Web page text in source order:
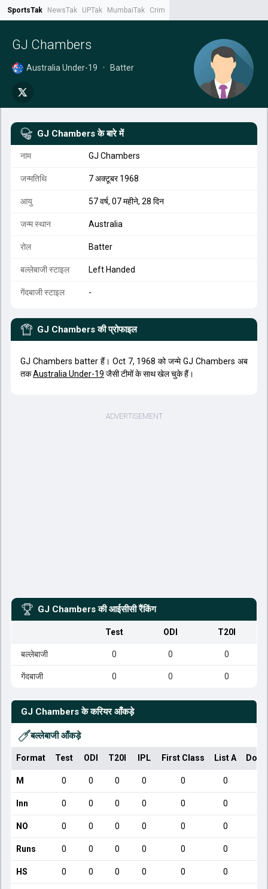
SportsTak NewsTak UPTak MumbaiTak CrimeTak
GJ Chambers
Australia Under-19 • Batter
GJ Chambers के बारे में
नाम GJ Chambers
जन्मतिथि 7 अक्टूबर 1968
आयु 57 वर्ष, 07 महीने, 28 दिन
जन्म स्थान Australia
रोल Batter
बल्लेबाजी स्टाइल Left Handed
गेंदबाजी स्टाइल -
GJ Chambers की प्रोफाइल
GJ Chambers batter हैं। Oct 7, 1968 को जन्मे GJ Chambers अब
तकAustralia Under-19 जैसी टीमों के साथ खेल चुके हैं।
GJ Chambers की आईसीसी रैंकिंग
Test ODI T20I
बल्लेबाजी 0 0 0
गेंदबाजी 0 0 0
GJ Chambers के करियर आँकड़े
बल्लेबाजी आँकड़े
Format Test ODI T20I IPL First Class List A
M 0 0 0 0 0 0
Inn 0 0 0 0 0 0
NO 0 0 0 0 0 0
Runs 0 0 0 0 0 0
HS 0 0 0 0 0 0